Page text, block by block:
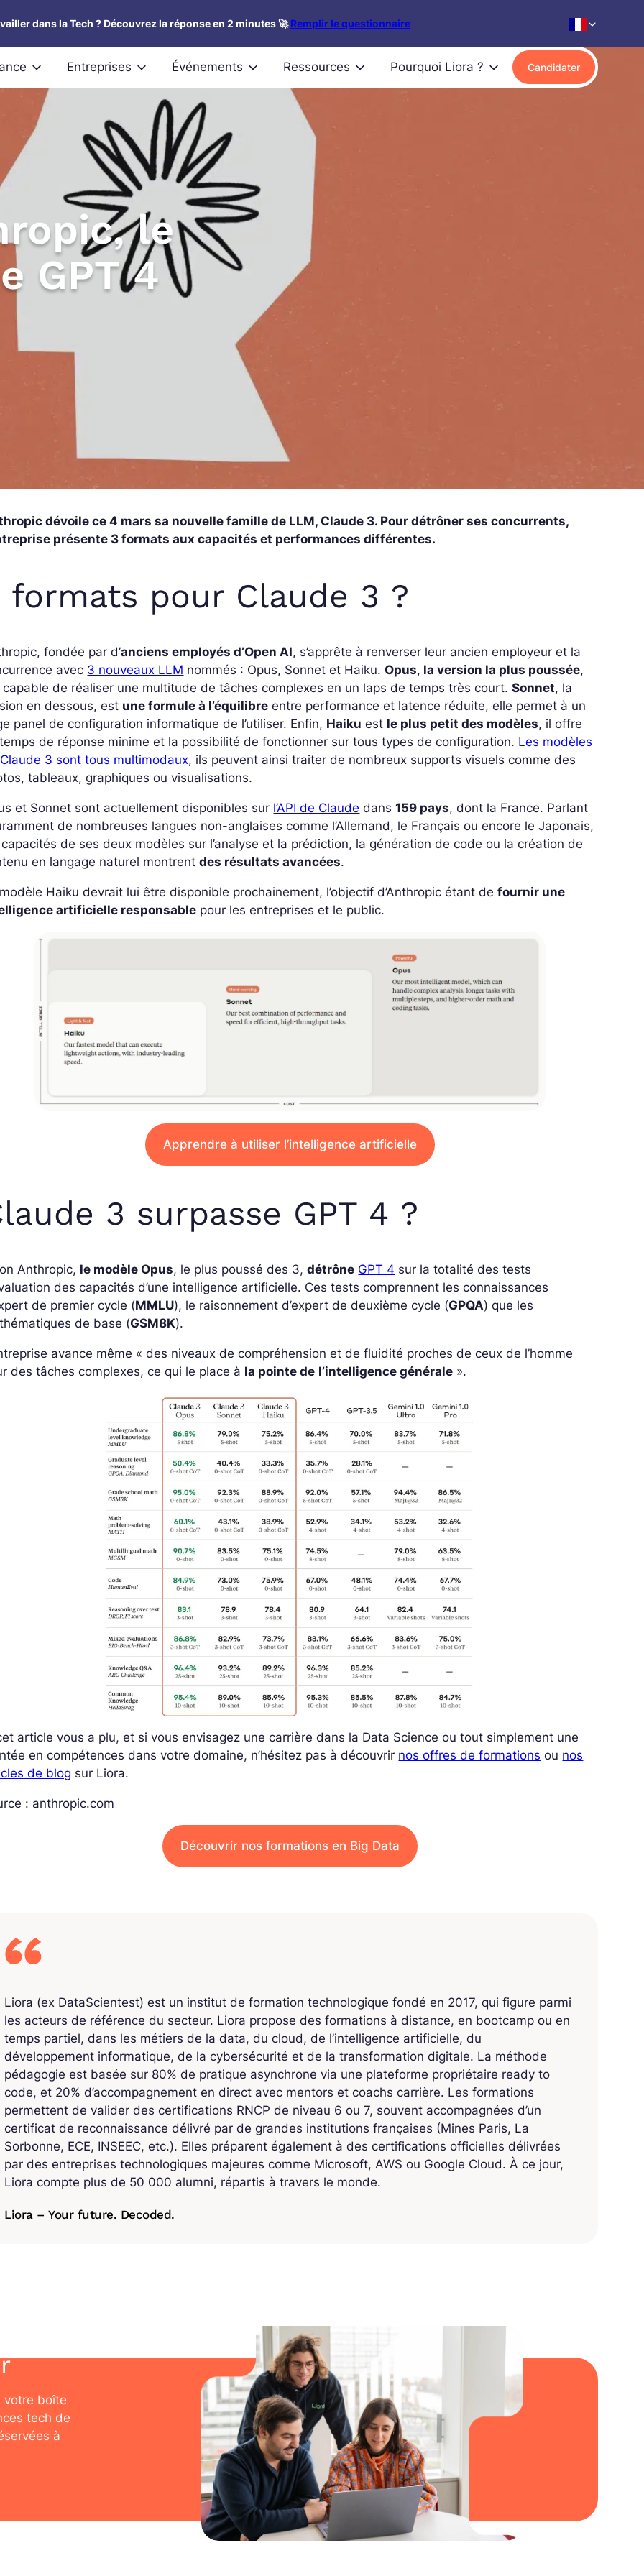
dans la Tech ? Découvrez la réponse en 2 minutes 🚀Remplir le questionnaire
Entreprises Événements Ressources Pourquoi Liora ? Candidater
le
GPT 4
dévoile ce 4 mars sa nouvelle famille de LLM, Claude 3. Pour détrôner ses concurrents,
présente 3 formats aux capacités et performances différentes.
formats pour Claude 3 ?
fondée par d’anciens employés d’Open AI, s’apprête à renverser leur ancien employeur et la
avec 3 nouveaux LLM nommés : Opus, Sonnet et Haiku.Opus, la version la plus poussée,
capable de réaliser une multitude de tâches complexes en un laps de temps très court.Sonnet, la
en dessous, est une formule à l’équilibre entre performance et latence réduite, elle permet à un
panel de configuration informatique de l’utiliser. Enfin, Haiku est le plus petit des modèles, il offre
de réponse minime et la possibilité de fonctionner sur tous types de configuration. Les modèles
3 sont tous multimodaux, ils peuvent ainsi traiter de nombreux supports visuels comme des
tableaux, graphiques ou visualisations.
et Sonnet sont actuellement disponibles sur l’API de Claude dans159 pays, dont la France. Parlant
de nombreuses langues non-anglaises comme l’Allemand, le Français ou encore le Japonais,
de ses deux modèles sur l’analyse et la prédiction, la génération de code ou la création de
en langage naturel montrentdes résultats avancées.
Haiku devrait lui être disponible prochainement, l’objectif d’Anthropic étant defournir une
artificielle responsable pour les entreprises et le public.
Apprendre à utiliser l’intelligence artificielle
3 surpasse GPT 4 ?
Anthropic, le modèle Opus, le plus poussé des 3,détrône GPT 4 sur la totalité des tests
des capacités d’une intelligence artificielle. Ces tests comprennent les connaissances
de premier cycle (MMLU), le raisonnement d’expert de deuxième cycle (GPQA) que les
de base (GSM8K).
avance même « des niveaux de compréhension et de fluidité proches de ceux de l’homme
des tâches complexes, ce qui le place à la pointe de l’intelligence générale ».
article vous a plu, et si vous envisagez une carrière dans la Data Science ou tout simplement une
en compétences dans votre domaine, n’hésitez pas à découvrir nos offres de formations ou nos
de blog sur Liora.
: anthropic.com
Découvrir nos formations en Big Data
Liora (ex DataScientest) est un institut de formation technologique fondé en 2017, qui figure parmi
les acteurs de référence du secteur. Liora propose des formations à distance, en bootcamp ou en
temps partiel, dans les métiers de la data, du cloud, de l’intelligence artificielle, du
développement informatique, de la cybersécurité et de la transformation digitale. La méthode
pédagogie est basée sur 80% de pratique asynchrone via une plateforme propriétaire ready to
code, et 20% d’accompagnement en direct avec mentors et coachs carrière. Les formations
permettent de valider des certifications RNCP de niveau 6 ou 7, souvent accompagnées d’un
certificat de reconnaissance délivré par de grandes institutions françaises (Mines Paris, La
Sorbonne, ECE, INSEEC, etc.). Elles préparent également à des certifications officielles délivrées
par des entreprises technologiques majeures comme Microsoft, AWS ou Google Cloud. À ce jour,
Liora compte plus de 50 000 alumni, répartis à travers le monde.
Liora – Your future. Decoded.
votre boîte
tech de
à